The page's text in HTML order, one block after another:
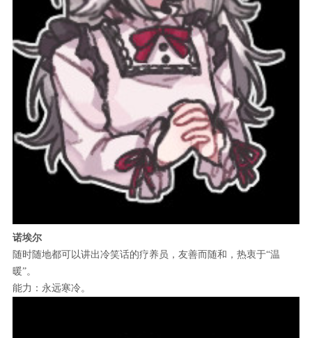
诺埃尔
随时随地都可以讲出冷笑话的疗养员，友善而随和，热衷于“温
暖”。
能力：永远寒冷。